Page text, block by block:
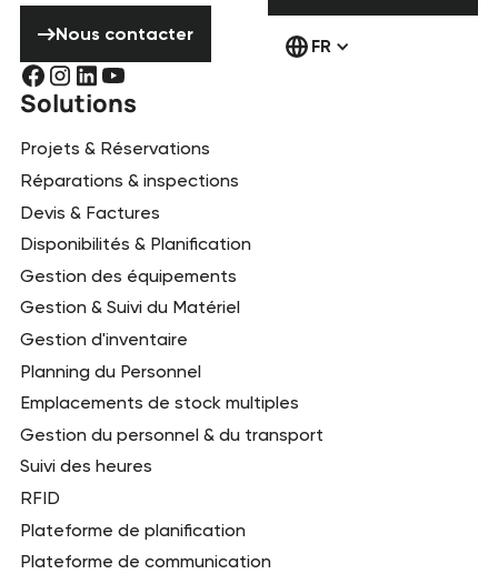
Nous contacter
FR
Solutions
Projets & Réservations
Réparations & inspections
Devis & Factures
Disponibilités & Planification
Gestion des équipements
Gestion & Suivi du Matériel
Gestion d'inventaire
Planning du Personnel
Emplacements de stock multiples
Gestion du personnel & du transport
Suivi des heures
RFID
Plateforme de planification
Plateforme de communication